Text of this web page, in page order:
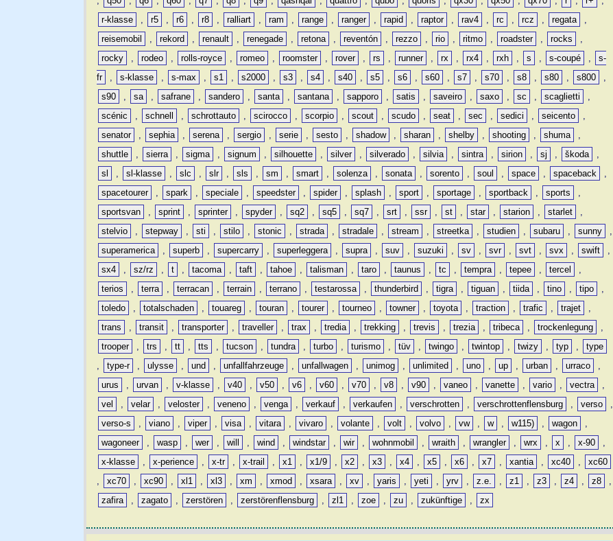
r-klasse
, r5 , r6 , r8 , ralliart , ram , range , ranger , rapid , raptor , rav4 , rc , rcz , regata
,
reisemobil
, rekord , renault , renegade , retona , reventón , rezzo , rio , ritmo , roadster , rocks
,
rocky
, rodeo , rolls-royce , romeo , roomster , rover , rs , runner , rx , rx4 , rxh , s , s-coupé ,
s-
fr
, s-klasse , s-max , s1 , s2000 , s3 , s4 , s40 , s5 , s6 , s60 , s7 , s70 , s8 , s80 , s800
,
s90
, sa , safrane , sandero , santa , santana , sapporo , satis , saveiro , saxo , sc , scaglietti
,
scénic
, schnell , schrottauto , scirocco , scorpio , scout , scudo , seat , sec , sedici , seicento
,
senator
, sephia , serena , sergio , serie , sesto , shadow , sharan , shelby , shooting , shuma
,
shuttle
, sierra , sigma , signum , silhouette , silver , silverado , silvia , sintra , sirion , sj , škoda
,
sl
, sl-klasse , slc , slr , sls , sm , smart , solenza , sonata , sorento , soul , space , spaceback
,
spacetourer
, spark , speciale , speedster , spider , splash , sport , sportage , sportback , sports
,
sportsvan
, sprint , sprinter , spyder , sq2 , sq5 , sq7 , srt , ssr , st , star , starion , starlet
,
stelvio
, stepway , sti , stilo , stonic , strada , stradale , stream , streetka , studien , subaru , sunny
,
superamerica
, superb , supercarry , superleggera , supra , suv , suzuki , sv , svr , svt , svx , swift
,
sx4
, sz/rz , t , tacoma , taft , tahoe , talisman , taro , taunus , tc , tempra , tepee , tercel
,
terios
, terra , terracan , terrain , terrano , testarossa , thunderbird , tigra , tiguan , tiida , tino , tipo
,
toledo
, totalschaden , touareg , touran , tourer , tourneo , towner , toyota , traction , trafic , trajet
,
trans
, transit , transporter , traveller , trax , tredia , trekking , trevis , trezia , tribeca , trockenlegung
,
trooper
, trs , tt , tts , tucson , tundra , turbo , turismo , tüv , twingo , twintop , twizy , typ ,
type
,
type-r , ulysse , und , unfallfahrzeuge , unfallwagen , unimog , unlimited , uno , up , urban , urraco
,
urus
, urvan , v-klasse , v40 , v50 , v6 , v60 , v70 , v8 , v90 , vaneo , vanette , vario , vectra
,
vel
, velar , veloster , veneno , venga , verkauf , verkaufen , verschrotten , verschrottenflensburg , verso
,
verso-s
, viano , viper , visa , vitara , vivaro , volante , volt , volvo , vw , w , w115) , wagon
,
wagoneer
, wasp , wer , will , wind , windstar , wir , wohnmobil , wraith , wrangler , wrx , x , x-90
,
x-klasse
, x-perience , x-tr , x-trail , x1 , x1/9 , x2 , x3 , x4 , x5 , x6 , x7 , xantia , xc40 ,
xc60
,
xc70 , xc90 , xl1 , xl3 , xm , xmod , xsara , xv , yaris , yeti , yrv , z.e. , z1 , z3 , z4 , z8
,
zafira
, zagato , zerstören , zerstörenflensburg , zl1 , zoe , zu , zukünftige , zx